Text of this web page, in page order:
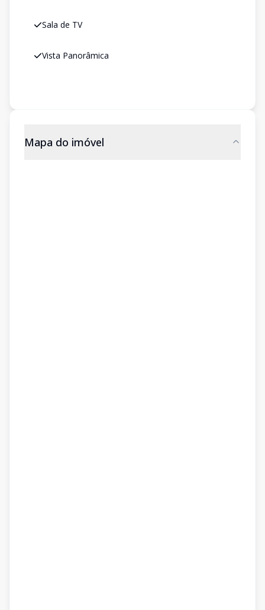
Sala de TV
Vista Panorâmica
Mapa do imóvel